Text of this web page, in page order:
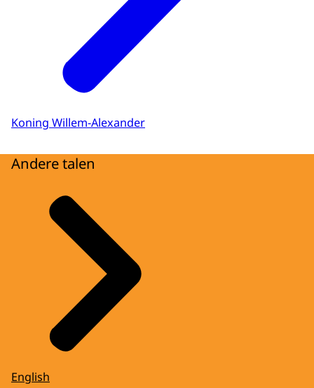
Koning Willem-Alexander
Andere talen
English